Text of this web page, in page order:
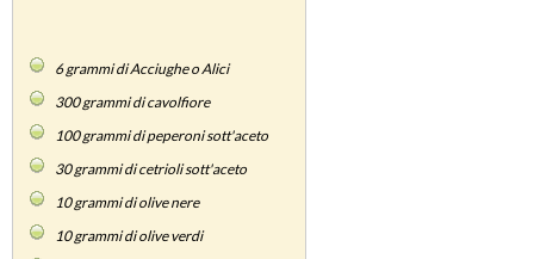
6grammi di Acciughe o Alici
300grammi di cavolfiore
100grammi di peperoni sott'aceto
30grammi di cetrioli sott'aceto
10grammi di olive nere
10grammi di olive verdi